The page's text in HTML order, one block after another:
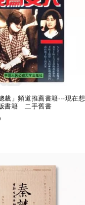
裁」頻道推薦書籍---現在想
書籍｜二手舊書